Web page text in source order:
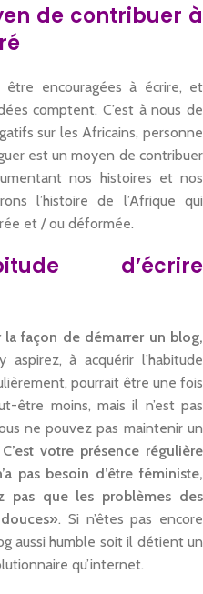
de contribuer à
encouragées à écrire, et
comptent. C’est à nous de
sur les Africains, personne
est un moyen de contribuer
nos histoires et nos
l’histoire de l’Afrique qui
et / ou déformée.
d’écrire
façon de démarrer un blog,
à acquérir l’habitude
pourrait être une fois
être moins, mais il n’est pas
ne pouvez pas maintenir un
C’est votre présence régulière
pas besoin d’être féministe,
pas que les problèmes des
. Si n’êtes pas encore
aussi humble soit il détient un
qu’internet.